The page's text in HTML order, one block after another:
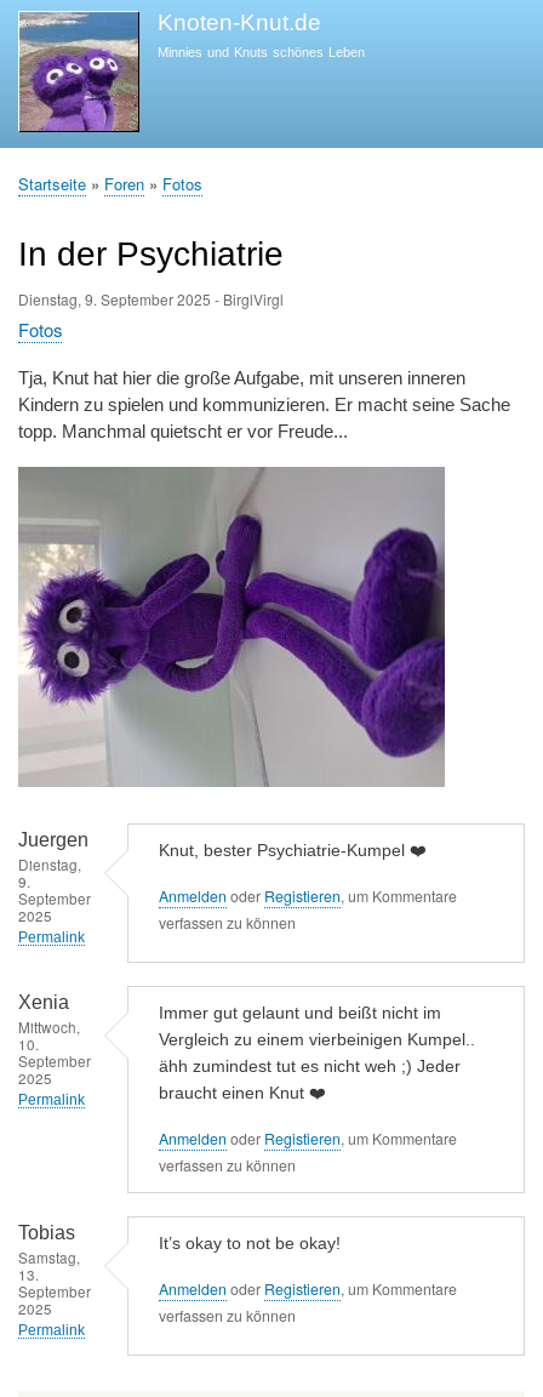
Direkt
Knoten-Knut.de
Minnies und Knuts schönes Leben
Startseite Foren Fotos
In der Psychiatrie
Dienstag, 9. September 2025 - BirglVirgl
Fotos
Tja, Knut hat hier die große Aufgabe, mit unseren inneren
Kindern zu spielen und kommunizieren. Er macht seine Sache
topp. Manchmal quietscht er vor Freude...
Juergen
Dienstag,
9.
September
2025
Permalink
Knut, bester Psychiatrie-Kumpel ❤️
Anmelden oder Registieren, um Kommentare
verfassen zu können
Xenia
Mittwoch,
10.
September
2025
Permalink
Immer gut gelaunt und beißt nicht im
Vergleich zu einem vierbeinigen Kumpel..
ähh zumindest tut es nicht weh ;) Jeder
braucht einen Knut ❤️
Anmelden oder Registieren, um Kommentare
verfassen zu können
Tobias
Samstag,
13.
September
2025
Permalink
It’s okay to not be okay!
Anmelden oder Registieren, um Kommentare
verfassen zu können